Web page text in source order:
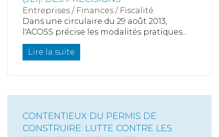
Entreprises / Finances / Fiscalité
Dans une circulaire du 29 août 2013,
l'ACOSS précise les modalités pratiques...
Lire la suite
CONTENTIEUX DU PERMIS DE
CONSTRUIRE: LUTTE CONTRE LES